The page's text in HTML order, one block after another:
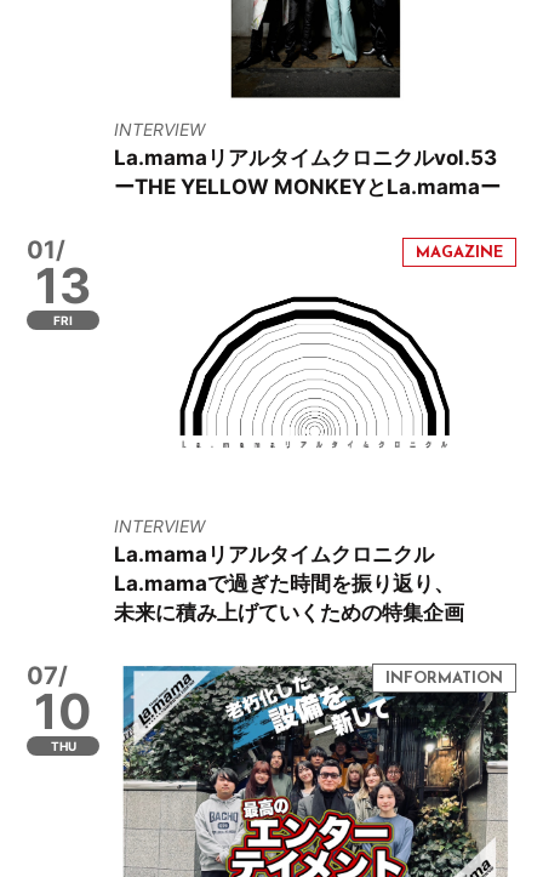
INTERVIEW
La.mamaリアルタイムクロニクルvol.53
ーTHE YELLOW MONKEYとLa.mamaー
01/
13
FRI
INTERVIEW
La.mamaリアルタイムクロニクル
La.mamaで過ぎた時間を振り返り、
未来に積み上げていくための特集企画
07/
10
THU